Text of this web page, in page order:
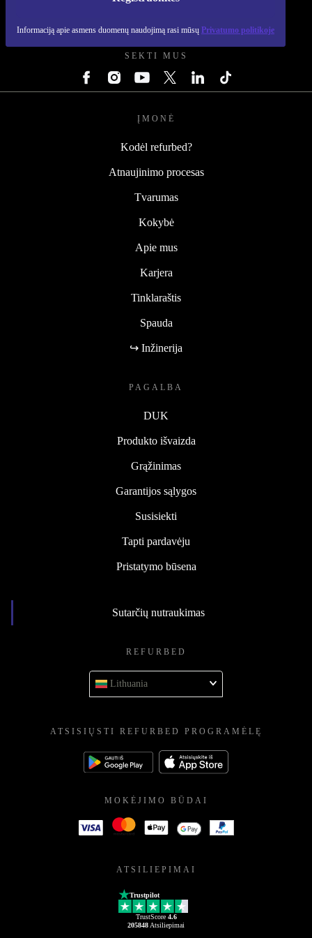
Informaciją apie asmens duomenų naudojimą rasi mūsų Privatumo politikoje
SEKTI MUS
ĮMONĖ
Kodėl refurbed?
Atnaujinimo procesas
Tvarumas
Kokybė
Apie mus
Karjera
Tinklaraštis
Spauda
↪ Inžinerija
PAGALBA
DUK
Produkto išvaizda
Grąžinimas
Garantijos sąlygos
Susisiekti
Tapti pardavėju
Pristatymo būsena
Sutarčių nutraukimas
REFURBED
Lithuania
ATSISIŲSTI REFURBED PROGRAMĖLĘ
MOKĖJIMO BŪDAI
ATSILIEPIMAI
Trustpilot
TrustScore 4.6
205848 Atsiliepimai